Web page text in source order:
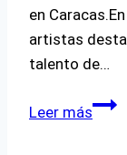
en
artistas
talento de…
Leer más